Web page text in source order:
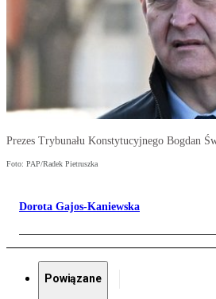
Prezes Trybunału Konstytucyjnego Bogdan
Foto: PAP/Radek Pietruszka
Dorota Gajos-Kaniewska
Powiązane